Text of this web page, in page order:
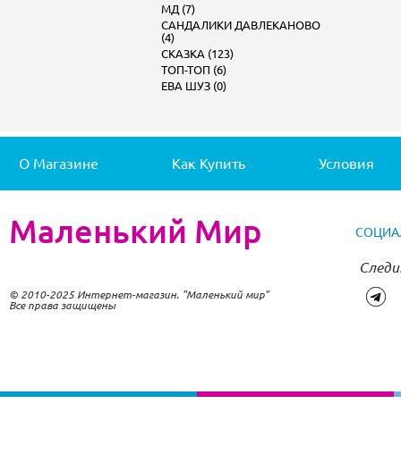
МД (7)
САНДАЛИКИ ДАВЛЕКАНОВО
(4)
СКАЗКА (123)
ТОП-ТОП (6)
ЕВА ШУЗ (0)
О Магазине Как Купить Условия
Маленький Мир
© 2010-2025 Интернет-магазин. "Маленький мир"
Все права защищены